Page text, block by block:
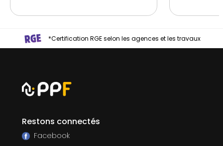
*Certification RGE selon les agences et les travaux
Restons connectés
Facebook